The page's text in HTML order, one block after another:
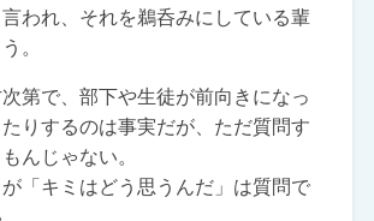
われ、それを鵜呑みにしている輩
。
第で、部下や生徒が前向きになっ
りするのは事実だが、ただ質問す
んじゃない。
「キミはどう思うんだ」は質問で